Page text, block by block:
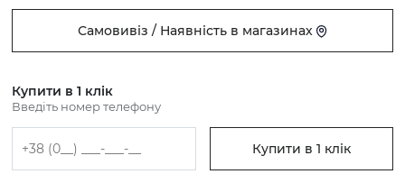
Самовивіз / Наявність в магазинах
Купити в 1 клік
Введіть номер телефону
Купити в 1 клік